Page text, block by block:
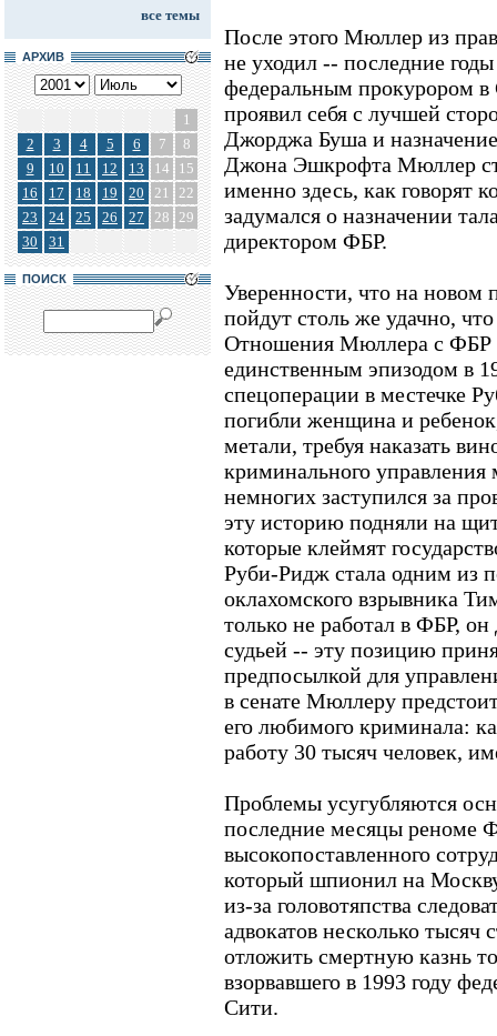
все темы
АРХИВ
1
2
3 4 5 6 7
8
9
10 11 12 13 14
15
16
17 18 19 20 21
22
23
24 25 26 27 28 29
30
31
ПОИСК
После этого Мюллер из
не уходил -- последние
федеральным прокурором в
проявил себя с лучшей
Джорджа Буша и
Джона Эшкрофта Мюллер
именно здесь, как говорят
задумался о назначении
директором ФБР.
Уверенности, что на
пойдут столь же удачно,
Отношения Мюллера с ФБР
единственным эпизодом в
спецоперации в местечке
погибли женщина и
метали, требуя наказать
криминального
немногих заступился за
эту историю подняли на
которые клеймят
Руби-Ридж стала одним из
оклахомского взрывника
только не работал в ФБР,
судьей -- эту позицию
предпосылкой для
в сенате Мюллеру
его любимого криминала:
работу 30 тысяч человек,
Проблемы усугубляются
последние месяцы реноме
высокопоставленного
который шпионил на
из-за головотяпства
адвокатов несколько тысяч
отложить смертную казнь
взорвавшего в 1993 году
Сити.